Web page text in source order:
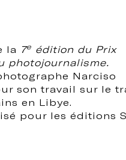
la 7e édition du Prix
Narciso
son travail sur le
en Libye.
pour les éditions